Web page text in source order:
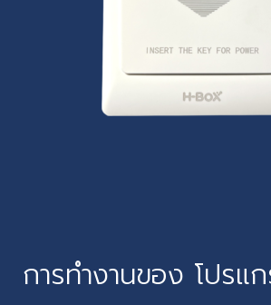
การทำงานของ โปรแ